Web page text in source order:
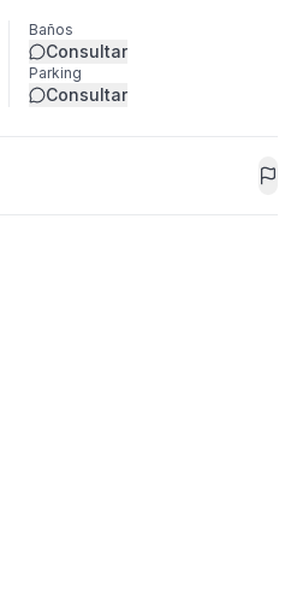
Baños
Consultar
Parking
Consultar